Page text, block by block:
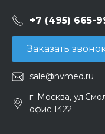
+7 (495) 665-
Заказать
sale@nvmed.ru
г. Москва,
офис 1422